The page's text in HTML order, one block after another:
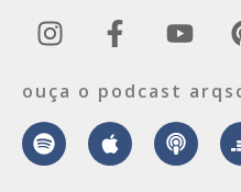
ouça o podcast